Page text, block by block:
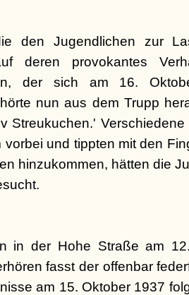
den Jugendlichen zur
deren provokantes
der sich am 16.
nun aus dem Trupp
Streukuchen.'
und tippten mit den
hinzukommen, hätten die
in der Hohe Straße am
fasst der offenbar
am 15. Oktober 1937